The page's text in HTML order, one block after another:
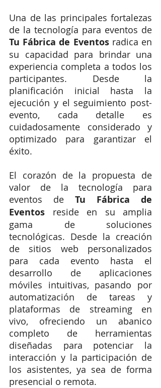
Una de las principales fortalezas
Tu Fábrica de Eventos radica en
su capacidad para brindar una
experiencia completa a todos los
participantes. Desde la
planificación inicial hasta la
ejecución y el seguimiento post-
evento, cada detalle es
cuidadosamente considerado y
optimizado para garantizar el
éxito.
El corazón de la propuesta de
valor de la tecnología para
eventos de Tu Fábrica de
Eventos reside en su amplia
gama de soluciones
tecnológicas. Desde la creación
de sitios web personalizados
para cada evento hasta el
desarrollo de aplicaciones
móviles intuitivas, pasando por
automatización de tareas y
plataformas de streaming en
vivo, ofreciendo un abanico
completo de herramientas
diseñadas para potenciar la
interacción y la participación de
los asistentes, ya sea de forma
presencial o remota.